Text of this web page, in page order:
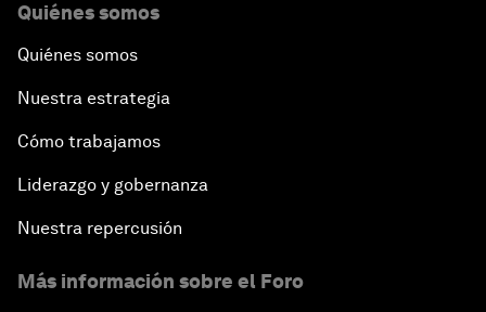
Quiénes somos
Quiénes somos
Nuestra estrategia
Cómo trabajamos
Liderazgo y gobernanza
Nuestra repercusión
Más información sobre el Foro